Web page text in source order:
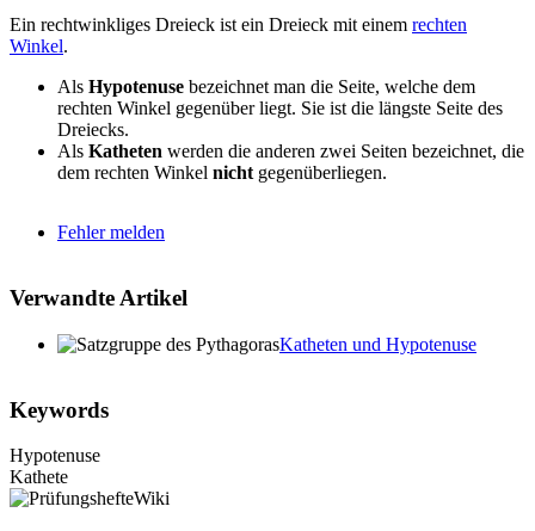
Ein rechtwinkliges Dreieck ist ein Dreieck mit einem rechten
Winkel.
Als Hypotenuse bezeichnet man die Seite, welche dem
rechten Winkel gegenüber liegt. Sie ist die längste Seite des
Dreiecks.
Als Katheten werden die anderen zwei Seiten bezeichnet, die
dem rechten Winkel nichtgegenüberliegen.
Fehler melden
Verwandte Artikel
Katheten und Hypotenuse
Keywords
Hypotenuse
Kathete